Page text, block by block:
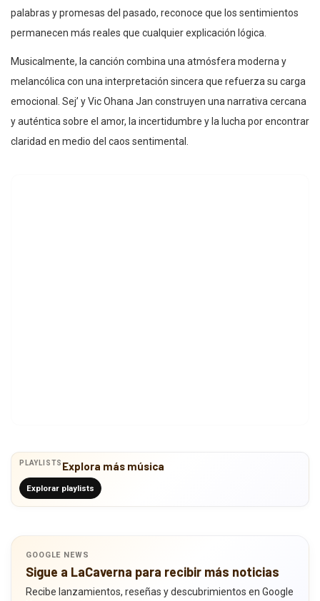
palabras y promesas del pasado, reconoce que los sentimientos
permanecen más reales que cualquier explicación lógica.
Musicalmente, la canción combina una atmósfera moderna y
melancólica con una interpretación sincera que refuerza su carga
emocional. Sej’ y Vic Ohana Jan construyen una narrativa cercana
y auténtica sobre el amor, la incertidumbre y la lucha por encontrar
claridad en medio del caos sentimental.
PLAYLISTS Explora más música
Explorar playlists
GOOGLE NEWS
Sigue a LaCaverna para recibir más noticias
Recibe lanzamientos, reseñas y descubrimientos en Google